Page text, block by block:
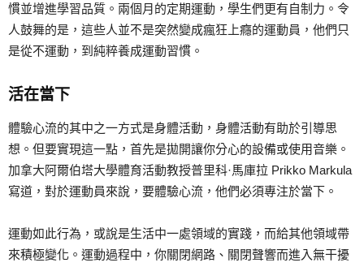
慣並增進學習品質。兩個月的定期運動，學生們更有自制力。令
人鼓舞的是，這些人並不是突然變成瘋狂上癮的運動員，他們只
是從不運動，到純粹養成運動習慣。
活在當下
體驗心流的其中之一方式是身體活動，身體活動有助於引導思
想。但要實現這一點，首先是拋開讓你分心的設備或使用音樂。
加拿大阿爾伯塔大學體育活動教授普里科·馬庫拉 Prikko Markula
寫道，對於運動員來說，要體驗心流，他們必須專注於當下。
運動如此行為，或說是生活中一處領域的實踐，而給其他領域帶
來積極變化。運動過程中，你關閉網路、關閉聲響而進入無干擾